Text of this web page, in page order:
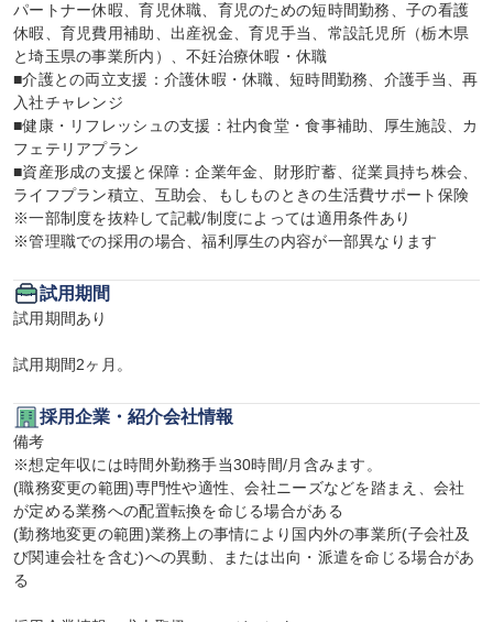
パートナー休暇、育児休職、育児のための短時間勤務、子の看護
休暇、育児費用補助、出産祝金、育児手当、常設託児所（栃木県
と埼玉県の事業所内）、不妊治療休暇・休職
■介護との両立支援：介護休暇・休職、短時間勤務、介護手当、再
入社チャレンジ
■健康・リフレッシュの支援：社内食堂・食事補助、厚生施設、カ
フェテリアプラン
■資産形成の支援と保障：企業年金、財形貯蓄、従業員持ち株会、
ライフプラン積立、互助会、もしものときの生活費サポート保険
※一部制度を抜粋して記載/制度によっては適用条件あり
※管理職での採用の場合、福利厚生の内容が一部異なります
試用期間
試用期間あり
試用期間2ヶ月。
採用企業・紹介会社情報
備考
※想定年収には時間外勤務手当30時間/月含みます。
(職務変更の範囲)専門性や適性、会社ニーズなどを踏まえ、会社
が定める業務への配置転換を命じる場合がある
(勤務地変更の範囲)業務上の事情により国内外の事業所(子会社及
び関連会社を含む)への異動、または出向・派遣を命じる場合があ
る